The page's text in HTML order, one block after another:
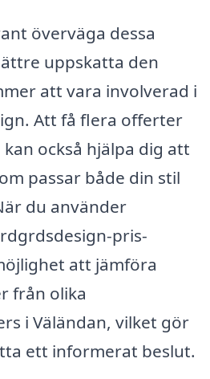
överväga dessa
uppskatta den
att vara involverad i
Att få flera offerter
också hjälpa dig att
passar både din stil
du använder
pris-
att jämföra
från olika
i Väländan, vilket gör
ett informerat beslut.